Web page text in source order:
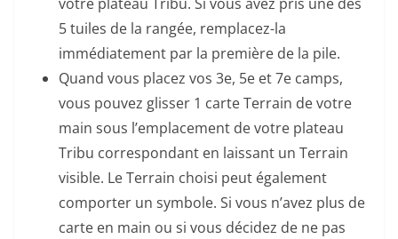
5 tuiles de la rangée, remplacez-la
immédiatement par la première de la pile.
Quand vous placez vos 3e, 5e et 7e camps,
vous pouvez glisser 1 carte Terrain de votre
main sous l’emplacement de votre plateau
Tribu correspondant en laissant un Terrain
visible. Le Terrain choisi peut également
comporter un symbole. Si vous n’avez plus de
carte en main ou si vous décidez de ne pas